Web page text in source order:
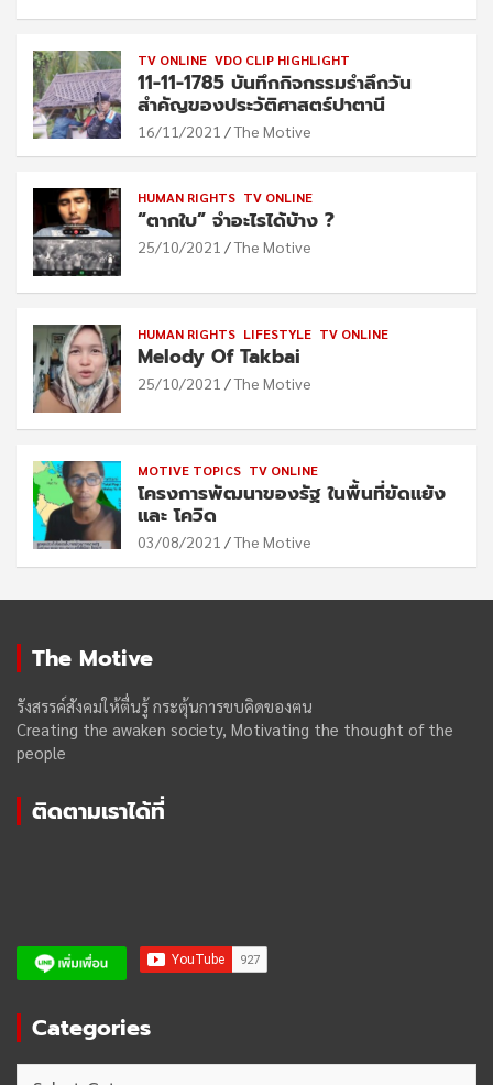
TV ONLINE VDO CLIP HIGHLIGHT
11-11-1785 บันทึกกิจกรรมรำลึกวัน
สำคัญของประวัติศาสตร์ปาตานี
16/11/2021 The Motive
HUMAN RIGHTS TV ONLINE
“ตากใบ” จำอะไรได้บ้าง ?
25/10/2021 The Motive
HUMAN RIGHTS LIFESTYLE TV ONLINE
Melody Of Takbai
25/10/2021 The Motive
MOTIVE TOPICS TV ONLINE
โครงการพัฒนาของรัฐ ในพื้นที่ขัดแย้ง
และ โควิด
03/08/2021 The Motive
The Motive
รังสรรค์สังคมให้ตื่นรู้ กระตุ้นการขบคิดของฅน
Creating the awaken society, Motivating the thought of the
people
ติดตามเราได้ที่
Categories